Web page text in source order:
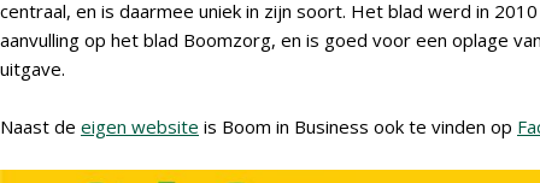
centraal, en is daarmee uniek in zijn soort. Het blad werd in
aanvulling op het blad Boomzorg, en is goed voor een oplage
uitgave.
Naast de eigen website is Boom in Business ook te vinden op